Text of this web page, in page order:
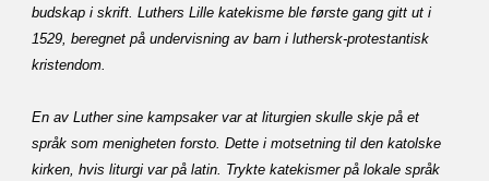
budskap i skrift. Luthers Lille katekisme ble første gang gitt ut i
1529, beregnet på undervisning av barn i luthersk-protestantisk
kristendom.
En av Luther sine kampsaker var at liturgien skulle skje på et
språk som menigheten forsto. Dette i motsetning til den katolske
kirken, hvis liturgi var på latin. Trykte katekismer på lokale språk